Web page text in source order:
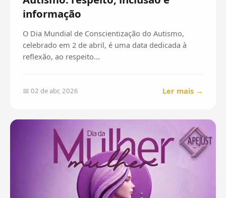
informação
O Dia Mundial de Conscientização do Autismo,
celebrado em 2 de abril, é uma data dedicada à
reflexão, ao respeito...
📅 02 de abr, 2026 Ler mais →